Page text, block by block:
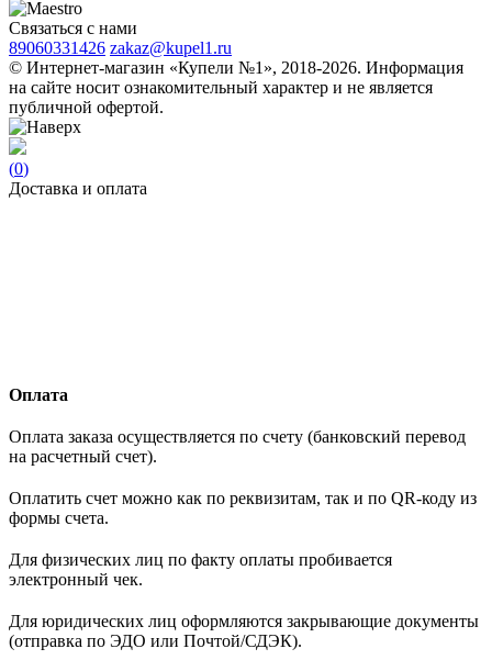
Связаться с нами
89060331426 zakaz@kupel1.ru
© Интернет-магазин «Купели №1», 2018-2026. Информация
на сайте носит ознакомительный характер и не является
публичной офертой.
(0)
Доставка и оплата
Оплата
Оплата заказа осуществляется по счету (банковский перевод
на расчетный счет).
Оплатить счет можно как по реквизитам, так и по QR-коду из
формы счета.
Для физических лиц по факту оплаты пробивается
электронный чек.
Для юридических лиц оформляются закрывающие документы
(отправка по ЭДО или Почтой/СДЭК).